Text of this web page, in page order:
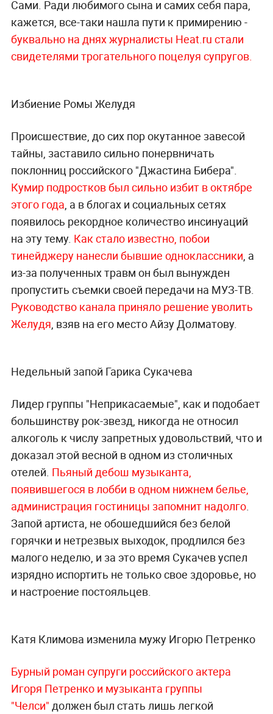
Сами. Ради любимого сына и самих себя пара,
кажется, все-таки нашла пути к примирению -
буквально на днях журналисты Heat.ru стали
свидетелями трогательного поцелуя супругов.
Избиение Ромы Желудя
Происшествие, до сих пор окутанное завесой
тайны, заставило сильно понервничать
поклонниц российского "Джастина Бибера".
Кумир подростков был сильно избит в октябре
этого года, а в блогах и социальных сетях
появилось рекордное количество инсинуаций
на эту тему. Как стало известно, побои
тинейджеру нанесли бывшие одноклассники, а
из-за полученных травм он был вынужден
пропустить съемки своей передачи на МУЗ-ТВ.
Руководство канала приняло решение уволить
Желудя, взяв на его место Айзу Долматову.
Недельный запой Гарика Сукачева
Лидер группы "Неприкасаемые", как и подобает
большинству рок-звезд, никогда не относил
алкоголь к числу запретных удовольствий, что и
доказал этой весной в одном из столичных
отелей. Пьяный дебош музыканта,
появившегося в лобби в одном нижнем белье,
администрация гостиницы запомнит надолго.
Запой артиста, не обошедшийся без белой
горячки и нетрезвых выходок, продлился без
малого неделю, и за это время Сукачев успел
изрядно испортить не только свое здоровье, но
и настроение постояльцев.
Катя Климова изменила мужу Игорю Петренко
Бурный роман супруги российского актера
Игоря Петренко и музыканта группы
"Челси" должен был стать лишь легкой